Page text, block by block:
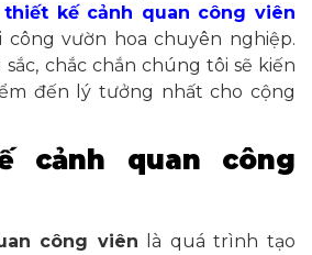
thiết kế cảnh quan công viên
vườn hoa chuyên nghiệp.
sắc, chắc chắn chúng tôi sẽ kiến
đến lý tưởng nhất cho cộng
cảnh quan công
công viên là quá trình tạo